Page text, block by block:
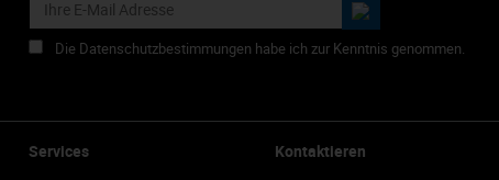
Die Datenschutzbestimmungen habe ich zur Kenntnis genommen.
Services
Kontaktieren